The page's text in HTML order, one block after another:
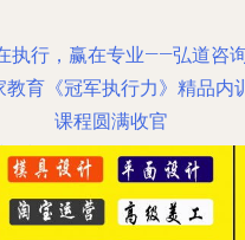
执行，赢在专业——弘道咨
教育《冠军执行力》精品内
课程圆满收官
新时间：2026-08-06 23:00:11